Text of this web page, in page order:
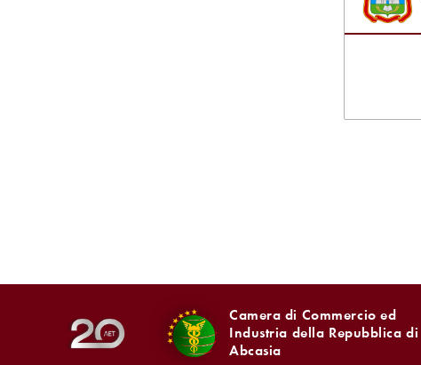
Camera di Commercio ed
Industria della Repubblica di
Abcasia